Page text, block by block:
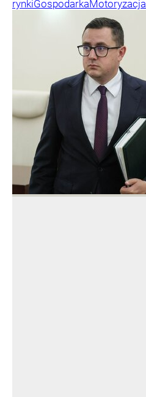
rynkiGospodarkaMotoryzacja